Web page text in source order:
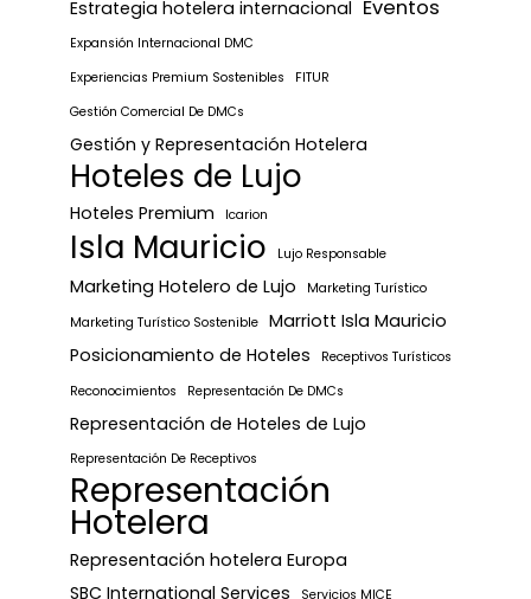
Estrategia hotelera internacional Eventos
Expansión Internacional DMC
Experiencias Premium Sostenibles
FITUR
Gestión Comercial De DMCs
Gestión y Representación Hotelera
Hoteles de Lujo
Hoteles Premium Icarion
Isla Mauricio Lujo Responsable
Marketing Hotelero de Lujo
Marketing Turístico
Marketing Turístico Sostenible Marriott Isla Mauricio
Posicionamiento de Hoteles
Receptivos Turísticos
Reconocimientos
Representación De DMCs
Representación de Hoteles de Lujo
Representación De Receptivos
Representación
Hotelera
Representación hotelera Europa
SBC International Services
Servicios MICE